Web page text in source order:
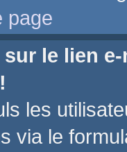
page
le lien
les
via le